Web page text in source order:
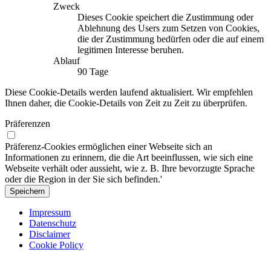
Zweck
Dieses Cookie speichert die Zustimmung oder
Ablehnung des Users zum Setzen von Cookies,
die der Zustimmung bedürfen oder die auf einem
legitimen Interesse beruhen.
Ablauf
90 Tage
Diese Cookie-Details werden laufend aktualisiert. Wir empfehlen
Ihnen daher, die Cookie-Details von Zeit zu Zeit zu überprüfen.
Präferenzen
Präferenz-Cookies ermöglichen einer Webseite sich an
Informationen zu erinnern, die die Art beeinflussen, wie sich eine
Webseite verhält oder aussieht, wie z. B. Ihre bevorzugte Sprache
oder die Region in der Sie sich befinden.'
Speichern
Impressum
Datenschutz
Disclaimer
Cookie Policy